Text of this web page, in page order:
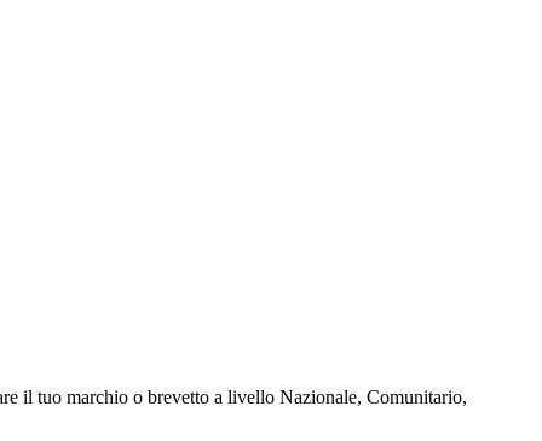
il tuo marchio o brevetto a livello Nazionale, Comunitario,